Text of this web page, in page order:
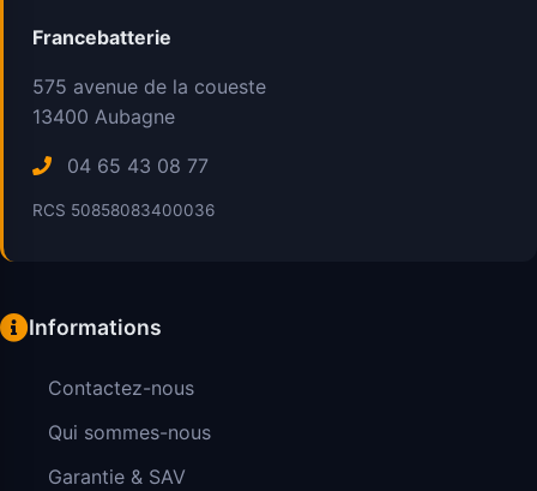
Francebatterie
575 avenue de la coueste
13400 Aubagne
04 65 43 08 77
RCS 50858083400036
Informations
Contactez-nous
Qui sommes-nous
Garantie & SAV